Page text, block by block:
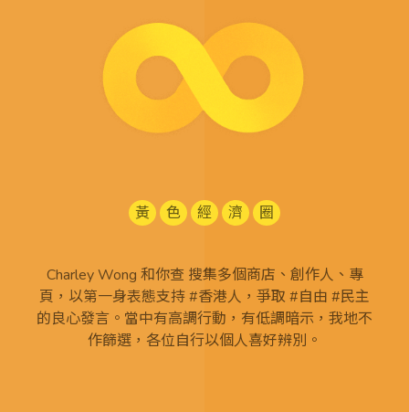
黃 色 經 濟 圈
Charley Wong 和你查 搜集多個商店、創作人、專
頁，以第一身表態支持 #香港人，爭取 #自由 #民主
的良心發言。當中有高調行動，有低調暗示，我地不
作篩選，各位自行以個人喜好辨別。